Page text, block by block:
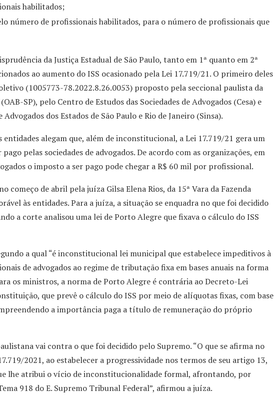
habilitados;
número de profissionais habilitados, para o número de profissionais que
da Justiça Estadual de São Paulo, tanto em 1ª quanto em 2ª
ao aumento do ISS ocasionado pela Lei 17.719/21. O primeiro deles
(1005773-78.2022.8.26.0053) proposto pela seccional paulista da
SP), pelo Centro de Estudos das Sociedades de Advogados (Cesa) e
dos Estados de São Paulo e Rio de Janeiro (Sinsa).
alegam que, além de inconstitucional, a Lei 17.719/21 gera um
pelas sociedades de advogados. De acordo com as organizações, em
o imposto a ser pago pode chegar a R$ 60 mil por profissional.
começo de abril pela juíza Gilsa Elena Rios, da 15ª Vara da Fazenda
às entidades. Para a juíza, a situação se enquadra no que foi decidido
a corte analisou uma lei de Porto Alegre que fixava o cálculo do ISS
a qual “é inconstitucional lei municipal que estabelece impeditivos à
de advogados ao regime de tributação fixa em bases anuais na forma
os ministros, a norma de Porto Alegre é contrária ao Decreto-Lei
que prevê o cálculo do ISS por meio de alíquotas fixas, com base
a importância paga a título de remuneração do próprio
vai contra o que foi decidido pelo Supremo. “O que se afirma no
2021, ao estabelecer a progressividade nos termos de seu artigo 13,
lhe atribui o vício de inconstitucionalidade formal, afrontando, por
918 do E. Supremo Tribunal Federal”, afirmou a juíza.